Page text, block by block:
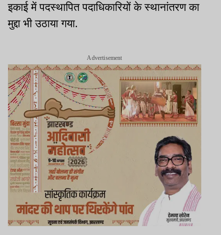
इकाई में पदस्थापित पदाधिकारियों के स्थानांतरण का
मुद्दा भी उठाया गया.
Advertisement